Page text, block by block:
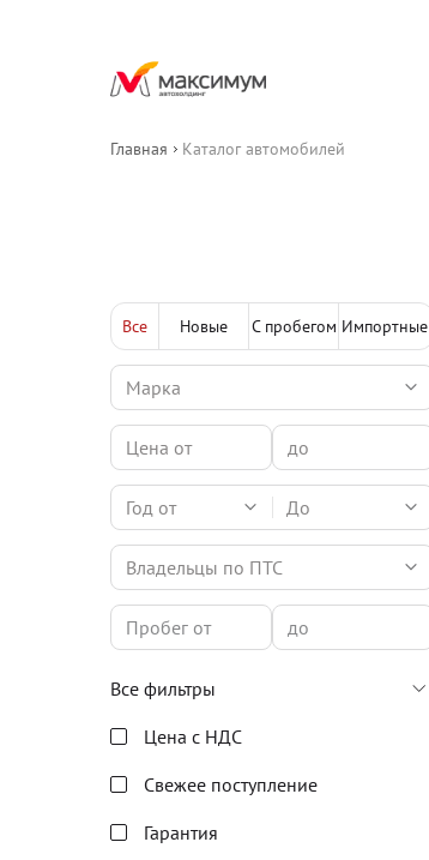
Главная Каталог автомобилей
Все Новые С пробегом Импортные
Год от До
Владельцы по ПТС
Все фильтры
Цена с НДС
Свежее поступление
Гарантия